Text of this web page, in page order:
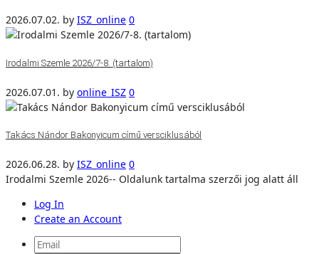
2026.07.02. by ISZ_online 0
Irodalmi Szemle 2026/7-8. (tartalom)
2026.07.01. by online_ISZ 0
Takács Nándor Bakonyicum című versciklusából
2026.06.28. by ISZ_online 0
Irodalmi Szemle 2026-- Oldalunk tartalma szerzői jog alatt áll
Log In
Create an Account